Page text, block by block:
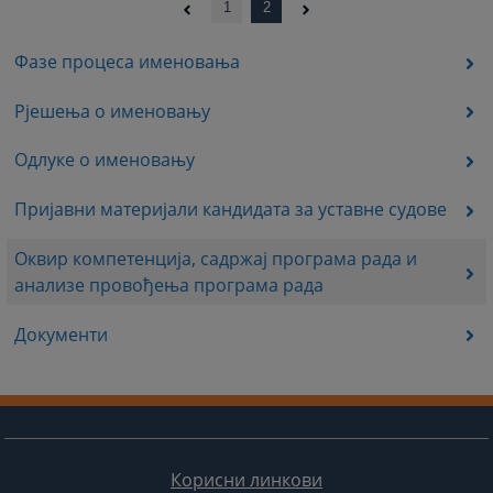
Фазе процеса именовања
Рјешења о именовању
Одлуке о именовању
Пријавни материјали кандидата за уставне судове
Оквир компетенција, садржај програма рада и
анализе провођења програма рада
Документи
1 2
Корисни линкови